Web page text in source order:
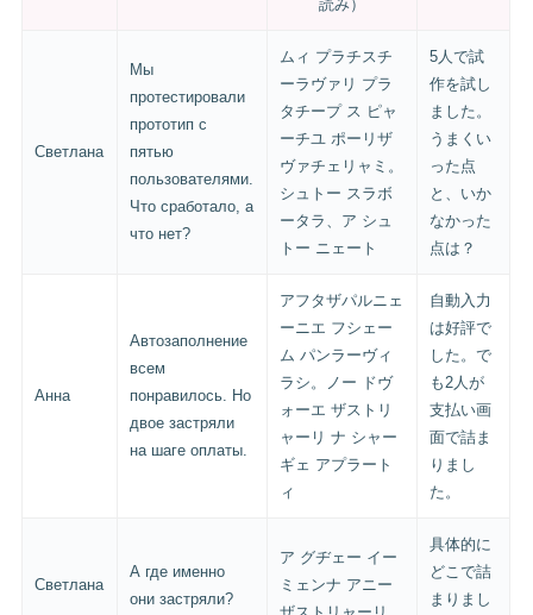
読み）
Светлана
Мы
протестировали
прототип с
пятью
пользователями.
Что сработало, а
что нет?
ムィ プラチスチ
ーラヴァリ プラ
タチープ ス ピャ
ーチユ ポーリザ
ヴァチェリャミ。
シュトー スラボ
ータラ、ア シュ
トー ニェート
5人で試
作を試し
ました。
うまくい
った点
と、いか
なかった
点は？
Анна
Автозаполнение
всем
понравилось. Но
двое застряли
на шаге оплаты.
アフタザパルニェ
ーニエ フシェー
ム パンラーヴィ
ラシ。ノー ドヴ
ォーエ ザストリ
ャーリ ナ シャー
ギェ アプラート
ィ
自動入力
は好評で
した。で
も2人が
支払い画
面で詰ま
りまし
た。
Светлана
А где именно
они застряли?
ア グヂェー イー
ミェンナ アニー
具体的に
どこで詰
まりまし